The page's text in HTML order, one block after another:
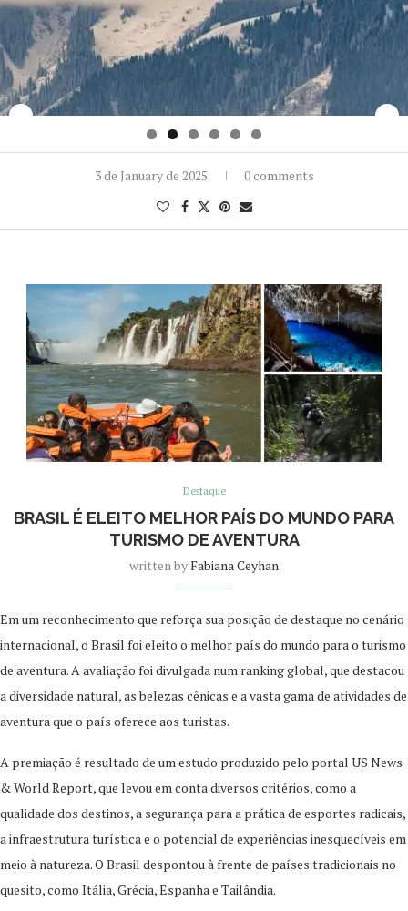
3 de January de 2025 0 comments
Destaque
BRASIL É ELEITO MELHOR PAÍS DO MUNDO PARA
TURISMO DE AVENTURA
written byFabiana Ceyhan
Em um reconhecimento que reforça sua posição de destaque no cenário
internacional, o Brasil foi eleito o melhor país do mundo para o turismo
de aventura. A avaliação foi divulgada num ranking global, que destacou
a diversidade natural, as belezas cênicas e a vasta gama de atividades de
aventura que o país oferece aos turistas.
A premiação é resultado de um estudo produzido pelo portal US News
& World Report, que levou em conta diversos critérios, como a
qualidade dos destinos, a segurança para a prática de esportes radicais,
a infraestrutura turística e o potencial de experiências inesquecíveis em
meio à natureza. O Brasil despontou à frente de países tradicionais no
quesito, como Itália, Grécia, Espanha e Tailândia.